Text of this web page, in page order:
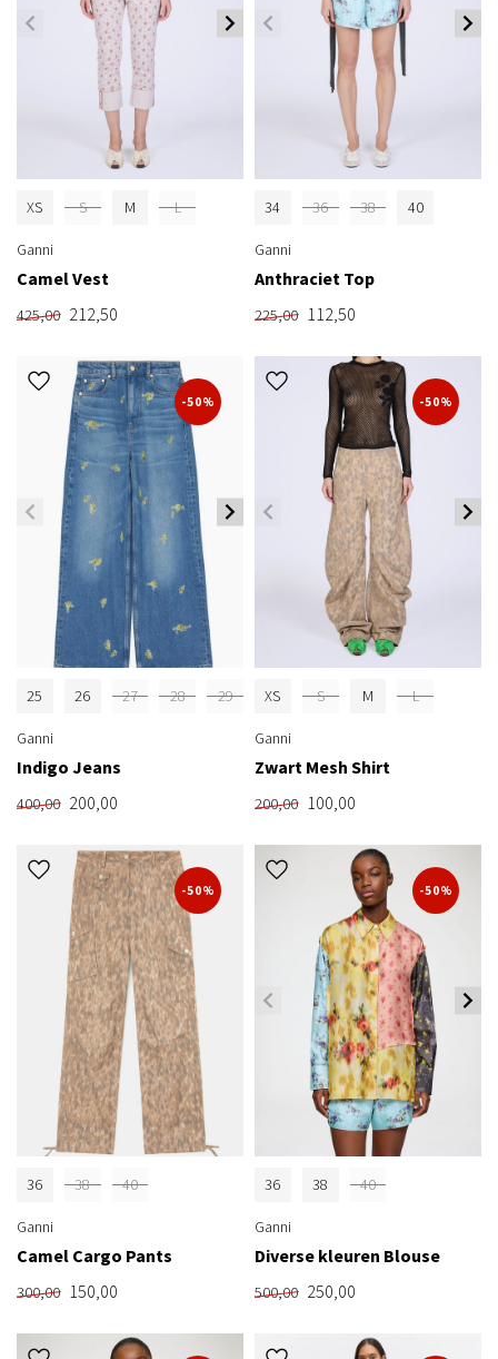
XS S M L
Ganni
Camel Vest
425,00 212,50
34 36 38 40
Ganni
Anthraciet Top
225,00 112,50
-50%
25 26 27 28 29
Ganni
Indigo Jeans
400,00 200,00
-50%
XS S M L
Ganni
Zwart Mesh Shirt
200,00 100,00
-50%
36 38 40
Ganni
Camel Cargo Pants
300,00 150,00
-50%
36 38 40
Ganni
Diverse kleuren Blouse
500,00 250,00